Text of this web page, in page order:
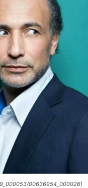
00636954_000026)